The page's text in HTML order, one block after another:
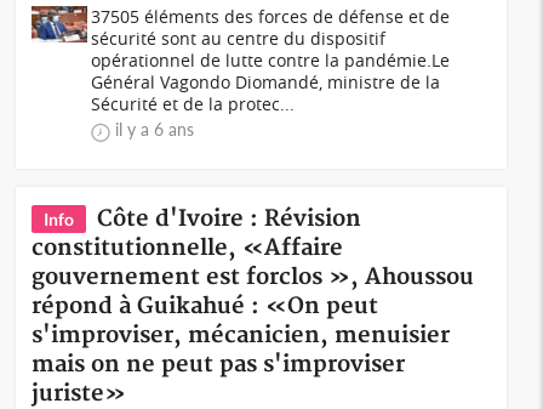
37505 éléments des forces de défense et de
sécurité sont au centre du dispositif
opérationnel de lutte contre la pandémie.Le
Général Vagondo Diomandé, ministre de la
Sécurité et de la protec...
il y a 6 ans
Info
Côte d'Ivoire : Révision
constitutionnelle, «Affaire
gouvernement est forclos », Ahoussou
répond à Guikahué : «On peut
s'improviser, mécanicien, menuisier
mais on ne peut pas s'improviser
juriste»